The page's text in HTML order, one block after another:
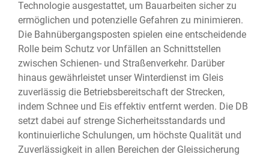
Technologie ausgestattet, um Bauarbeiten sicher zu
ermöglichen und potenzielle Gefahren zu minimieren.
Die Bahnübergangsposten spielen eine entscheidende
Rolle beim Schutz vor Unfällen an Schnittstellen
zwischen Schienen- und Straßenverkehr. Darüber
hinaus gewährleistet unser Winterdienst im Gleis
zuverlässig die Betriebsbereitschaft der Strecken,
indem Schnee und Eis effektiv entfernt werden. Die DB
setzt dabei auf strenge Sicherheitsstandards und
kontinuierliche Schulungen, um höchste Qualität und
Zuverlässigkeit in allen Bereichen der Gleissicherung